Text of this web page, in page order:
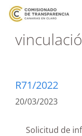
R71/2022
20/03/2023
Solicitud de